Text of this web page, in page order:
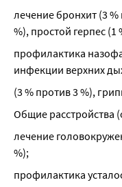
лечение бронхит (3 %
%), простой герпес (1
профилактика
инфекции верхних
(3 % против 3 %),
Общие расстройства
лечение
%);
профилактика